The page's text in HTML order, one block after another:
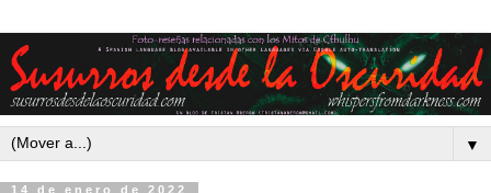
▼
14 de enero de 2022